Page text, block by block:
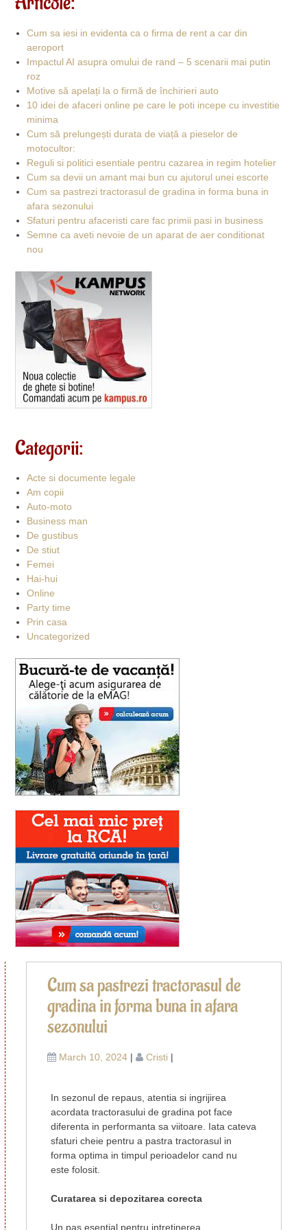
Cum sa iesi in evidenta ca o firma de rent a car din
aeroport
Impactul AI asupra omului de rand – 5 scenarii mai putin
roz
Motive să apelați la o firmă de închirieri auto
10 idei de afaceri online pe care le poti incepe cu investitie
minima
Cum să prelungești durata de viață a pieselor de
motocultor:
Reguli si politici esentiale pentru cazarea in regim hotelier
Cum sa devii un amant mai bun cu ajutorul unei escorte
Cum sa pastrezi tractorasul de gradina in forma buna in
afara sezonului
Sfaturi pentru afaceristi care fac primii pasi in business
Semne ca aveti nevoie de un aparat de aer conditionat
nou
Categorii:
Acte si documente legale
Am copii
Auto-moto
Business man
De gustibus
De stiut
Femei
Hai-hui
Online
Party time
Prin casa
Uncategorized
Cum sa pastrezi tractorasul de
gradina in forma buna in afara
sezonului
March 10, 2024 | Cristi |
In sezonul de repaus, atentia si ingrijirea
acordata tractorasului de gradina pot face
diferenta in performanta sa viitoare. Iata cateva
sfaturi cheie pentru a pastra tractorasul in
forma optima in timpul perioadelor cand nu
este folosit.
Curatarea si depozitarea corecta
Un pas esential pentru intretinerea